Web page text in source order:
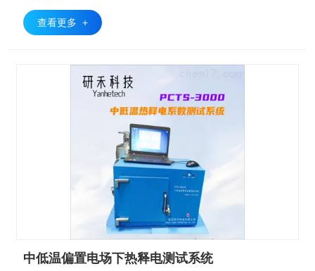
查看更多 +
中低温偏置电场下热释电测试系统